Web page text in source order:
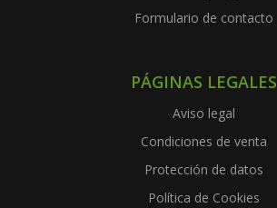
Formulario de contacto
PÁGINAS LEGALES
Aviso legal
Condiciones de venta
Protección de datos
Política de Cookies